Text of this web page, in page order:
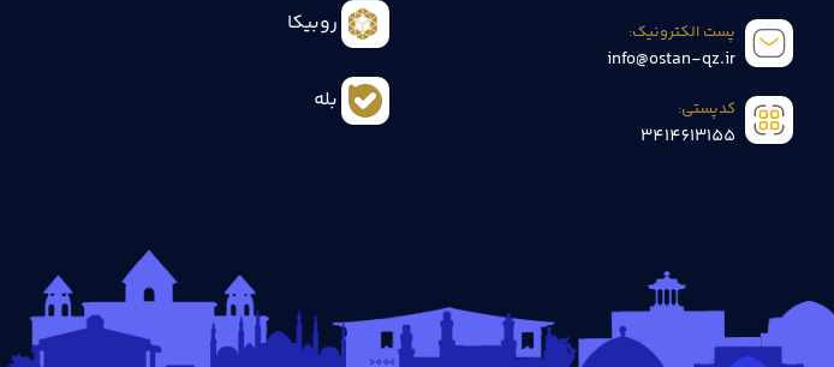
پست الکترونیک:
info@ostan-qz.ir
کدپستی:
3414613155
روبیکا
بله